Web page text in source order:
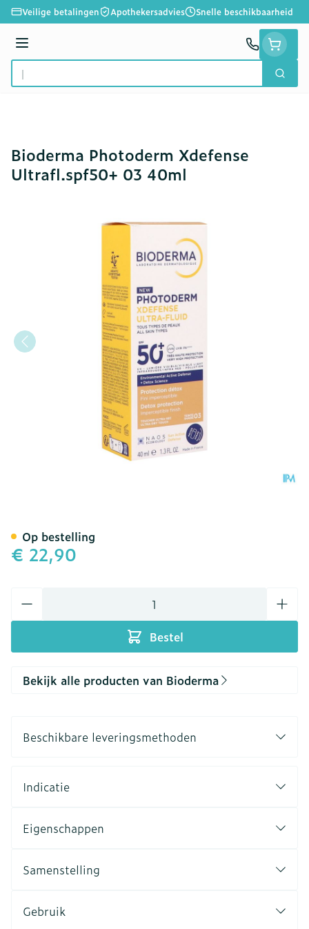
Ga naar de inhoud
Veilige betalingen Apothekersadvies Snelle beschikbaarheid
Menu
Product, merk, categorie...
Zoek
Bioderma Photoderm Xdefense
Ultrafl.spf50+ 03 40ml
€ 22,90
Bestel
Op bestelling
Bekijk alle producten van Bioderma
Beschikbare leveringsmethoden
Indicatie
Eigenschappen
Samenstelling
Gebruik